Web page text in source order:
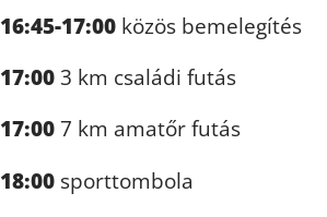
16:45-17:00 közös bemelegítés
17:003 km családi futás
17:007 km amatőr futás
18:00 sporttombola